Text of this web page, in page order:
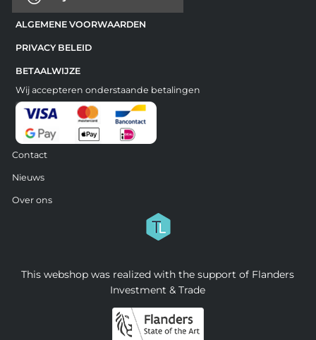
ALGEMENE VOORWAARDEN
PRIVACY BELEID
BETAALWIJZE
Wij accepteren onderstaande betalingen
Contact
Nieuws
Over ons
This webshop was realized with the support of Flanders
Investment & Trade